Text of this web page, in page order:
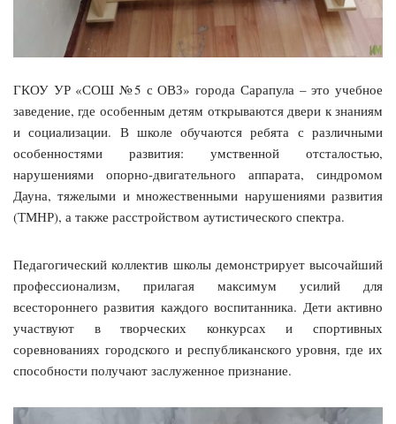
ГКОУ УР «СОШ №5 с ОВЗ» города Сарапула – это учебное
заведение, где особенным детям открываются двери к знаниям
и социализации. В школе обучаются ребята с различными
особенностями развития: умственной отсталостью,
нарушениями опорно-двигательного аппарата, синдромом
Дауна, тяжелыми и множественными нарушениями развития
(ТМНР), а также расстройством аутистического спектра.
Педагогический коллектив школы демонстрирует высочайший
профессионализм, прилагая максимум усилий для
всестороннего развития каждого воспитанника. Дети активно
участвуют в творческих конкурсах и спортивных
соревнованиях городского и республиканского уровня, где их
способности получают заслуженное признание.